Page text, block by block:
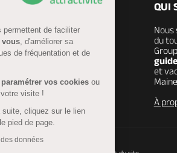
permettent de faciliter
vous, d'améliorer sa
de fréquentation et de
paramétrer vos cookies ou
visite !
suite, cliquez sur le lien
pied de page.
données
QUI
Nous
du
et
À